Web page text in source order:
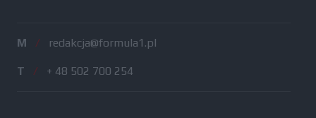
M / redakcja@formula1.pl
T / + 48 502 700 254